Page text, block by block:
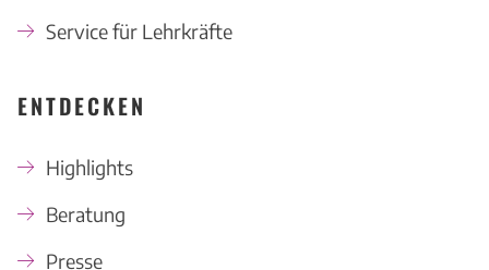
Service für Lehrkräfte
ENTDECKEN
Highlights
Beratung
Presse